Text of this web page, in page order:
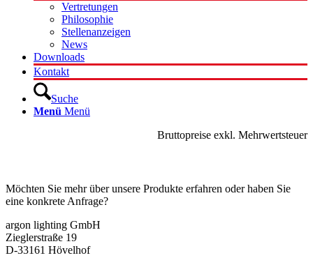
Vertretungen
Philosophie
Stellenanzeigen
News
Downloads
Kontakt
Suche
Menü Menü
Bruttopreise exkl. Mehrwertsteuer
Möchten Sie mehr über unsere Produkte erfahren oder haben Sie
eine konkrete Anfrage?
argon lighting GmbH
Zieglerstraße 19
D-33161 Hövelhof